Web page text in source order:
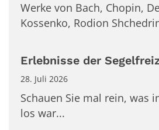
Werke von Bach, Chopin,
Kossenko, Rodion
Erlebnisse der
28. Juli 2026
Schauen Sie mal rein, was
los war...